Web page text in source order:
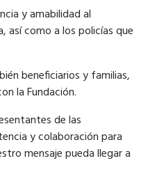
y amabilidad al
así como a los policías que
beneficiarios y familias,
la Fundación.
de las
y colaboración para
mensaje pueda llegar a